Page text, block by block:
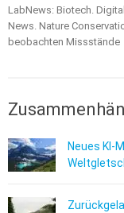
LabNews: Biotech.
News. Nature
beobachten Missstände
Neues KI-